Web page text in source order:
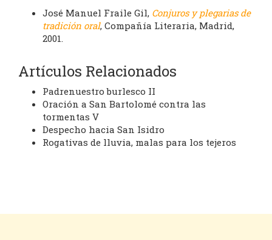
José Manuel Fraile Gil, Conjuros y plegarias de
tradición oral, Compañía Literaria, Madrid,
2001.
Artículos Relacionados
Padrenuestro burlesco II
Oración a San Bartolomé contra las
tormentas V
Despecho hacia San Isidro
Rogativas de lluvia, malas para los tejeros